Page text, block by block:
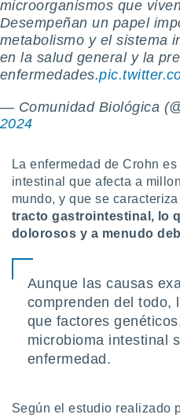
u
datos
momento
en
de
o acceder
datos
perfiles
microorganismos que
Desempeñan un papel
metabolismo y el sistema
en la salud general y la
enfermedades.
— Comunidad Biológica
2024
La enfermedad de Crohn
intestinal que afecta a
mundo, y que se
tracto gastrointestinal, lo
dolorosos y a menudo
Aunque las causas
comprenden del todo,
que factores
microbioma intestinal
enfermedad.
Según el estudio realizado